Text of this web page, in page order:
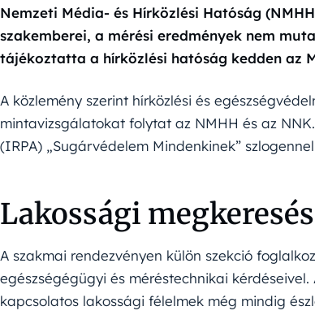
Nemzeti Média- és Hírközlési Hatóság
szakemberei, a mérési eredmények nem
tájékoztatta a hírközlési hatóság kedden az
A közlemény szerint hírközlési és
mintavizsgálatokat folytat az NMHH és az
(IRPA) „Sugárvédelem Mindenkinek”
Lakossági
A szakmai rendezvényen külön szekció
egészségégügyi és méréstechnikai
kapcsolatos lakossági félelmek még mindig